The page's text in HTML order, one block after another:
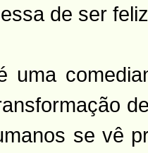
de ser
uma
se vê